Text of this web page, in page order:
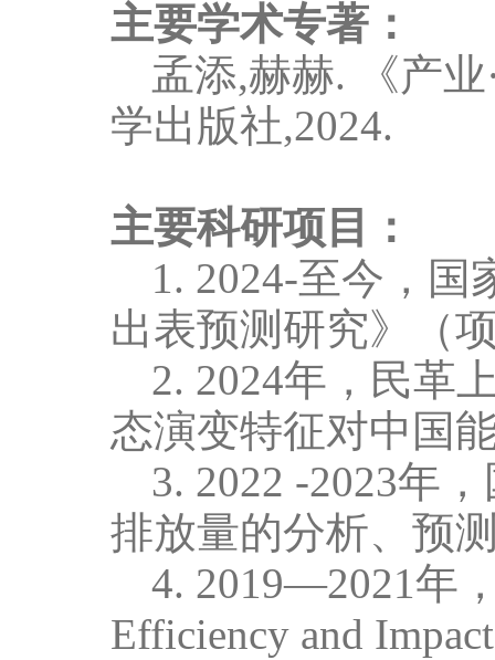
主要学术专著：
孟添,赫赫. 《产
学出版社,2024.
主要科研项目：
1. 2024-至今，国
出表预测研究》（
2. 2024年，民革
态演变特征对中国
3. 2022 -2023年
排放量的分析、预
4. 2019—2021年
Efficiency and